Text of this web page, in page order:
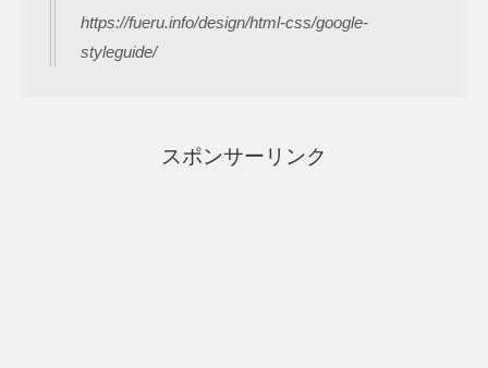
https://fueru.info/design/html-css/google-
styleguide/
スポンサーリンク